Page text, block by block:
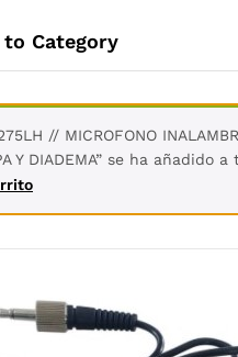
to Category
// MICROFONO
Y DIADEMA” se ha añadido